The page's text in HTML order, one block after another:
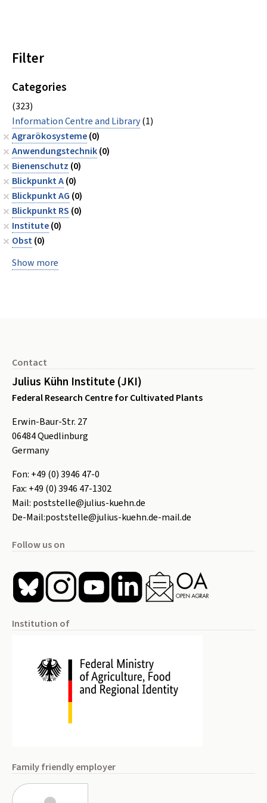
Filter
Categories
(323)
Information Centre and Library(1)
Agrarökosysteme(0)
Anwendungstechnik(0)
Bienenschutz (0)
Blickpunkt A(0)
Blickpunkt AG (0)
Blickpunkt RS (0)
Institute(0)
Obst(0)
Show more
Contact
Julius Kühn Institute (JKI)
Federal Research Centre for Cultivated Plants
Erwin-Baur-Str. 27
06484Quedlinburg
Germany
Fon: +49 (0) 3946 47-0
Fax: +49 (0) 3946 47-1302
Mail: poststelle@julius-kuehn.de
De-Mail:poststelle@julius-kuehn.de-mail.de
Follow us on
Institution of
Family friendly employer